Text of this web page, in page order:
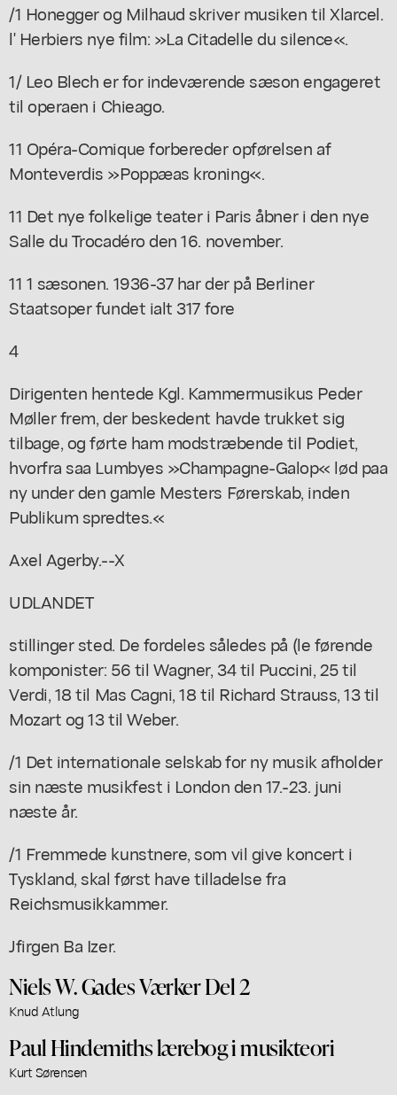
/1 Honegger og Milhaud skriver musiken til Xlarcel.
l' Herbiers nye film: »La Citadelle du silence«.
1/ Leo Blech er for indeværende sæson engageret
til operaen i Chieago.
11 Opéra-Comique forbereder opførelsen af
Monteverdis »Poppæas kroning«.
11 Det nye folkelige teater i Paris åbner i den nye
Salle du Trocadéro den 16. november.
11 1 sæsonen. 1936-37 har der på Berliner
Staatsoper fundet ialt 317 fore
4
Dirigenten hentede Kgl. Kammermusikus Peder
Møller frem, der beskedent havde trukket sig
tilbage, og førte ham modstræbende til Podiet,
hvorfra saa Lumbyes »Champagne-Galop« lød paa
ny under den gamle Mesters Førerskab, inden
Publikum spredtes.«
Axel Agerby.--X
UDLANDET
stillinger sted. De fordeles således på (le førende
komponister: 56 til Wagner, 34 til Puccini, 25 til
Verdi, 18 til Mas Cagni, 18 til Richard Strauss, 13 til
Mozart og 13 til Weber.
/1 Det internationale selskab for ny musik afholder
sin næste musikfest i London den 17.-23. juni
næste år.
/1 Fremmede kunstnere, som vil give koncert i
Tyskland, skal først have tilladelse fra
Reichsmusikkammer.
Jfirgen Ba Izer.
Niels W. Gades Værker Del 2
Knud Atlung
Paul Hindemiths lærebog i musikteori
Kurt Sørensen